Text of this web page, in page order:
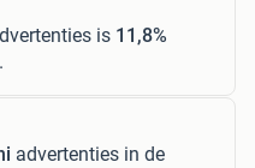
is 11,8%
advertenties in de